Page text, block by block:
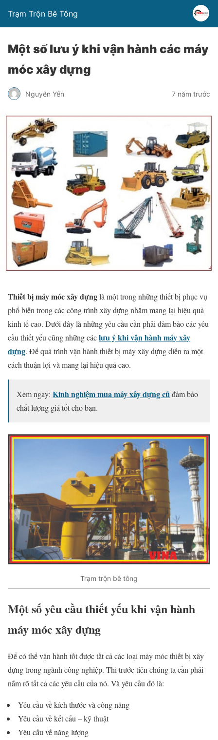
Trạm Trộn Bê Tông
Một số lưu ý khi vận hành các máy
móc xây dựng
Nguyễn Yến 7 năm trước
Thiết bị máy móc xây dựnglà một trong những thiết bị phục vụ
phổ biến trong các công trình xây dựng nhằm mang lại hiệu quả
kinh tế cao. Dưới đây là những yêu cầu cần phải đảm bảo các yêu
cầu thiết yếu cũng những cáclưu ý khi vận hành máy xây
dựng. Để quá trình vận hành thiết bị máy xây dựng diễn ra một
cách thuận lợi và mang lại hiệu quả cao.
Xem ngay: Kinh nghiệm mua máy xây dựng cũđảm bảo
chất lượng giá tốt cho bạn.
Trạm trộn bê tông
Một số yêu cầu thiết yếu khi vận hành
máy móc xây dựng
Để có thể vận hành tốt được tất cả các loại máy móc thiết bị xây
dựng trong ngành công nghiệp. Thì trước tiên chúng ta cần phải
nắm rõ tất cả các yêu cầu của nó. Và yêu cầu đó là:
Yêu cầu về kích thước và công năng
Yêu cầu về kết cấu – kỹ thuật
Yêu cầu về năng lượng